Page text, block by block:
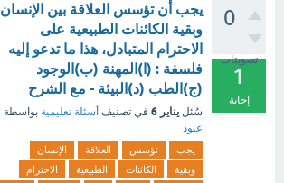
0
تصويتات
1
إجابة
يجب أن تؤسس العلاقة بين الإنسان
وبقية الكائنات الطبيعية على
الاحترام المتبادل، هذا ما تدعو إليه
فلسفة : (ا)المهنة (ب)الوجود
(ج)الطب (د)البيئة - مع الشرح
سُئل يناير 6 في تصنيف أسئلة تعليمية بواسطة
عبود
يجب تؤسس العلاقة
الإنسان
وبقية
الكائنات الطبيعية
الاحترام